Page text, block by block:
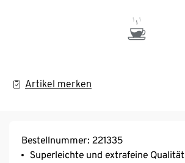
Artikel merken
Bestellnummer: 221335
Superleichte und extrafeine Qualität